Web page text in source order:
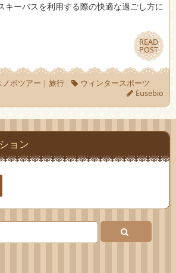
キーバスを利用する際の快適な過ごし方に
READ
POST
READ
POST
ノボツアー | 旅行
ウィンタースポーツ
Eusebio
ョン